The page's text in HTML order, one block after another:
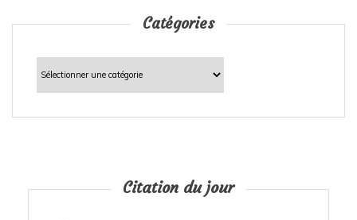
Catégories
Catégories
Citation du jour